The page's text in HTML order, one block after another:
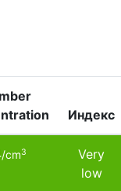
Индекс
/cm3
Very
low